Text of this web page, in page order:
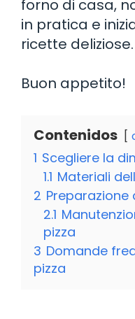
forno di casa,
in pratica e
ricette deliziose.
Buon appetito!
Contenidos
1 Scegliere la
1.1 Materiali
2 Preparazione
2.1
pizza
3 Domande
pizza